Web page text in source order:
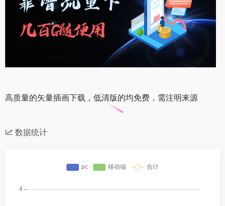
高质量的矢量插画下载，低清版的均免费，需注明来源
数据统计